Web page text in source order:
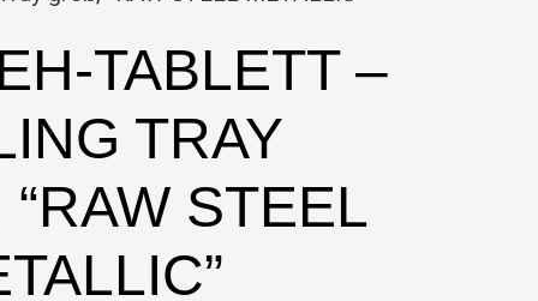
TABLETT –
TRAY
STEEL M